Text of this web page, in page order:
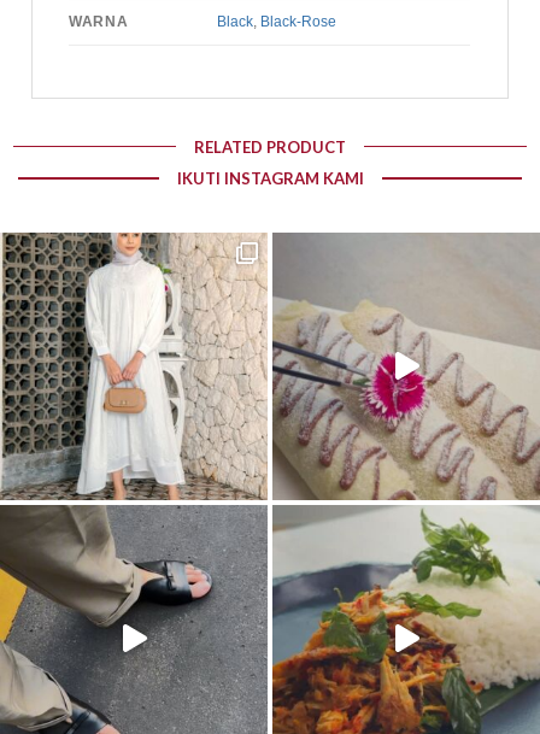
WARNA Black Black-Rose
RELATED PRODUCT
IKUTI INSTAGRAM KAMI